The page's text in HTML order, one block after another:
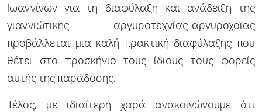
Ιωαννίνων για τη διαφύλαξη και ανάδειξη της
γιαννιώτικης αργυροτεχνίας-αργυροχοϊας
προβάλλεται μια καλή πρακτική διαφύλαξης που
θέτει στο προσκήνιο τους ίδιους τους φορείς
αυτής της παράδοσης.
Τέλος, με ιδιαίτερη χαρά ανακοινώνουμε ότι